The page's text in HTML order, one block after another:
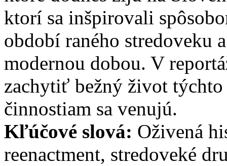
ktorí sa inšpirovali
období raného stredoveku
modernou dobou. V
zachytiť bežný život
činnostiam sa venujú.
Kľúčové slová: Oživená
reenactment, stredoveké